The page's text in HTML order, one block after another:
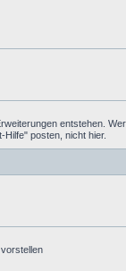
entstehen.
posten, nicht hier.